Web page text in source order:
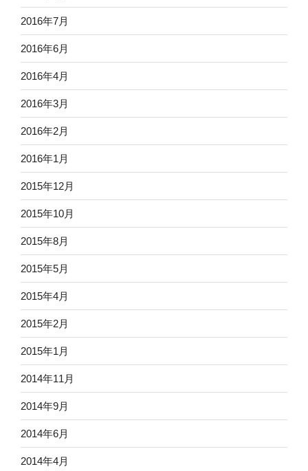
2016年7月
2016年6月
2016年4月
2016年3月
2016年2月
2016年1月
2015年12月
2015年10月
2015年8月
2015年5月
2015年4月
2015年2月
2015年1月
2014年11月
2014年9月
2014年6月
2014年4月